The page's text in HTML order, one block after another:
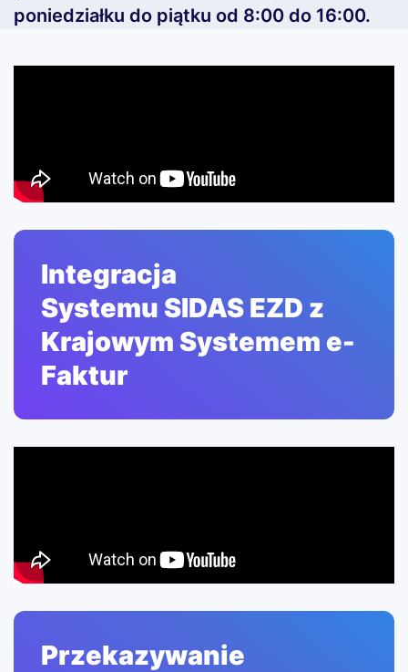
poniedziałku do piątku od 8:00 do 16:00.
Integracja
Systemu SIDAS EZD z
Krajowym Systemem e-
Faktur
Przekazywanie